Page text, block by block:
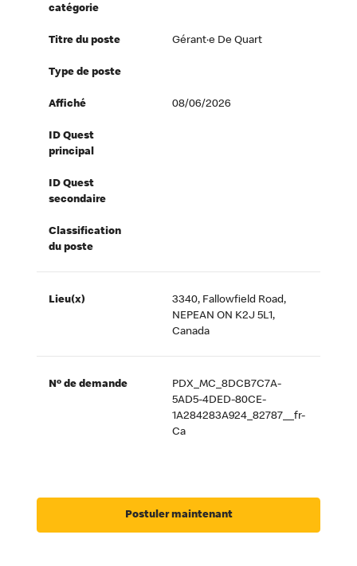
catégorie
Titre du poste Gérant·e De Quart
Type de poste
Affiché 08/06/2026
ID Quest
principal
ID Quest
secondaire
Classification
du poste
Lieu(x)
3340, Fallowfield Road,
NEPEAN ON K2J 5L1,
Canada
Nº de demande
PDX_MC_8DCB7C7A-
5AD5-4DED-80CE-
1A284283A924_82787__fr-
Ca
Postuler maintenant